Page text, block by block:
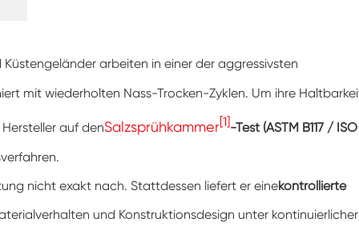
Kammer für kalte Umwelt
Konstantes Klima kabinett
LV124 K-12 Temperatur-Schock-und
Spritzwasser-Test gerät
Explosions geschützte Batterie Thermische
Runaway-Kammer
arbeiten in einer der aggressivsten
mit wiederholten Nass-Trocken-Zyklen. Um ihre
auf denSalzsprühkammer[1]-Test (ASTM B117 / ISO
nicht exakt nach. Stattdessen liefert er einekontrollierte
und Konstruktionsdesign unter kontinuierlicher